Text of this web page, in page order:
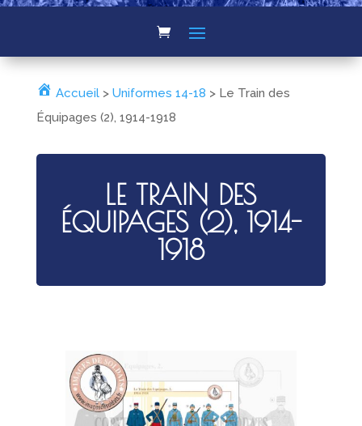
Accueil> Uniformes 14-18 > Le Train des
Équipages (2), 1914-1918
LE TRAIN DES
ÉQUIPAGES (2), 1914-
1918